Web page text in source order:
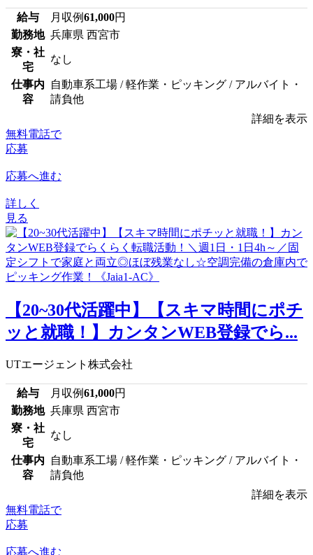
給与 月収例61,000円
勤務地 兵庫県 西宮市
寮・社
宅
なし
仕事内
容
自動車系工場 / 軽作業・ピッキング / アルバイト・
請負他
詳細を表示
無料電話で
応募
応募へ進む
詳しく
見る
【20~30代活躍中】【スキマ時間にポチ
ッと就職！】カンタンWEB登録でら...
UTエージェント株式会社
給与 月収例61,000円
勤務地 兵庫県 西宮市
寮・社
宅
なし
仕事内
容
自動車系工場 / 軽作業・ピッキング / アルバイト・
請負他
詳細を表示
無料電話で
応募
応募へ進む